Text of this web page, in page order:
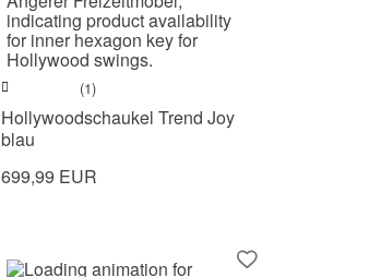
(1)
Hollywoodschaukel Trend Joy
blau
699,99 EUR